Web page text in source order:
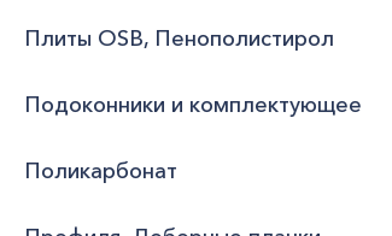
Плиты OSB, Пенополистирол
Подоконники и комплектующее
Поликарбонат